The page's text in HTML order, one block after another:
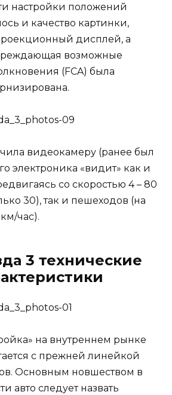
настройки положений
и качество картинки,
дисплей, а
возможные
(FCA) была
видеокамеру (ранее был
электроника «видит» как и
со скоростью 4 – 80
30), так и пешеходов (на
час).
3 технические
на внутреннем рынке
с прежней линейкой
Основным новшеством в
авто следует назвать